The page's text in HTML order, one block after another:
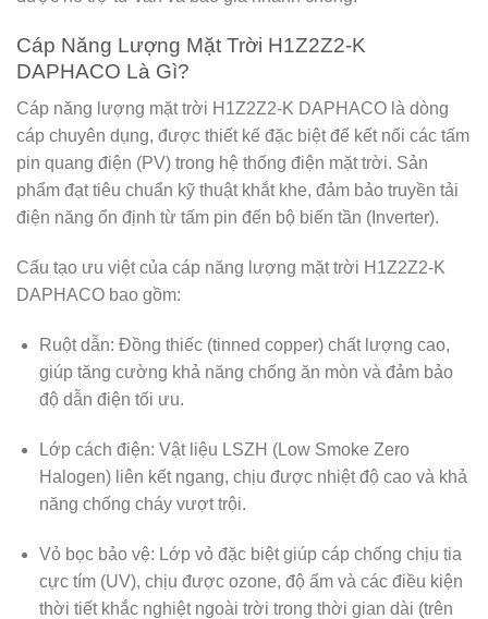
Cáp Năng Lượng Mặt Trời H1Z2Z2-K
DAPHACO Là Gì?
Cáp năng lượng mặt trời H1Z2Z2-K DAPHACO là dòng
cáp chuyên dụng, được thiết kế đặc biệt để kết nối các tấm
pin quang điện (PV) trong hệ thống điện mặt trời. Sản
phẩm đạt tiêu chuẩn kỹ thuật khắt khe, đảm bảo truyền tải
điện năng ổn định từ tấm pin đến bộ biến tần (Inverter).
Cấu tạo ưu việt của cáp năng lượng mặt trời H1Z2Z2-K
DAPHACO bao gồm:
Ruột dẫn: Đồng thiếc (tinned copper) chất lượng cao,
giúp tăng cường khả năng chống ăn mòn và đảm bảo
độ dẫn điện tối ưu.
Lớp cách điện: Vật liệu LSZH (Low Smoke Zero
Halogen) liên kết ngang, chịu được nhiệt độ cao và khả
năng chống cháy vượt trội.
Vỏ bọc bảo vệ: Lớp vỏ đặc biệt giúp cáp chống chịu tia
cực tím (UV), chịu được ozone, độ ẩm và các điều kiện
thời tiết khắc nghiệt ngoài trời trong thời gian dài (trên